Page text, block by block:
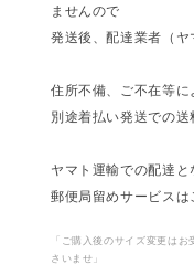
ませんので
発送後、配達業者（ヤ
住所不備、ご不在等
別途着払い発送での送
ヤマト運輸での配達
郵便局留めサービスは
「ご購入後のサイズ変更は
さいませ」